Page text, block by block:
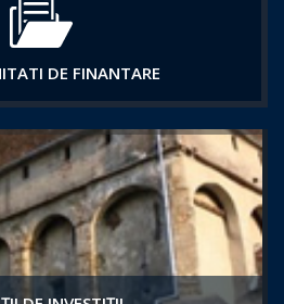
DE FINANTARE